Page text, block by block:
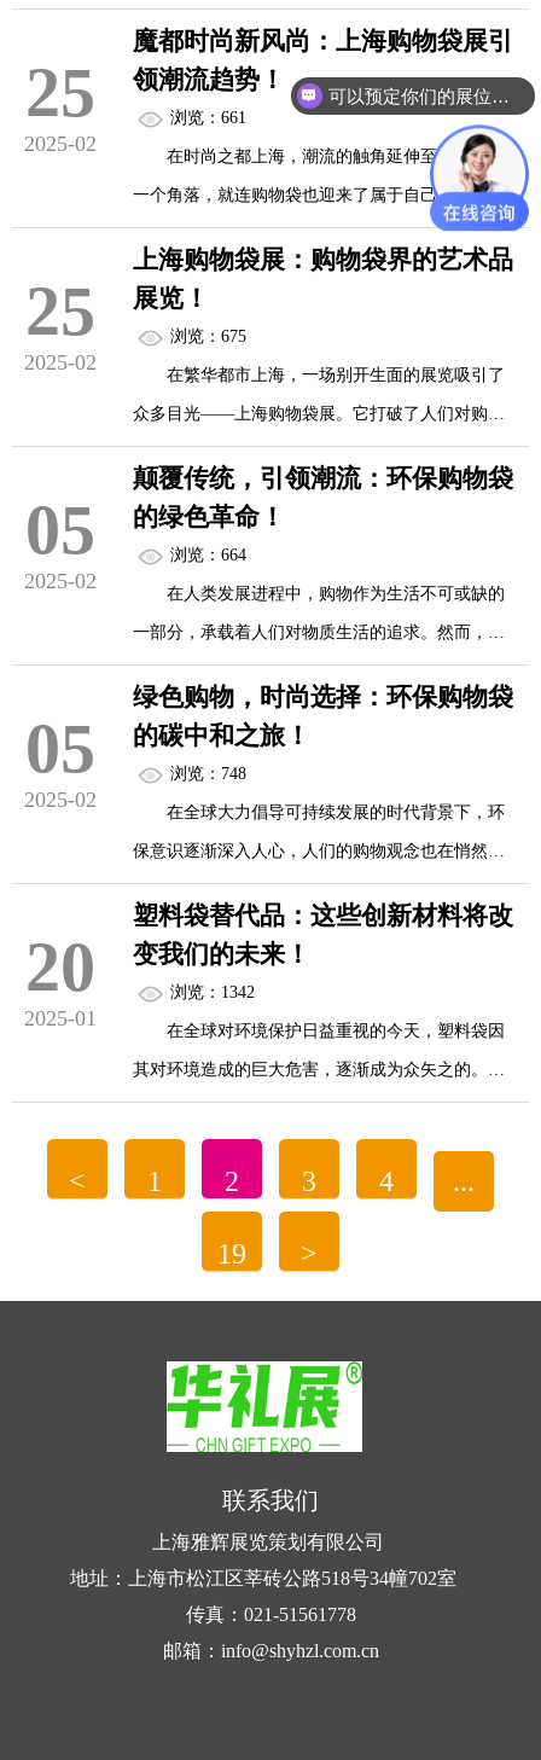
踏入上海购物袋展现场，就像闯进了一个充满
奇思妙想的创意星球。众多品牌和设计师在购物袋
设计上大显身手，将时尚艺术与实用功能深度融
合。一些购物袋以地域文化为灵感，...
时尚与环保元素的独特文化符号。
2025年上海购物袋展盛大开幕，这场展会宛如
一扇通往未来购物生活的大门，为参观者带来集时
尚与环保于一体的购物新体验。
上海购物袋展不仅是展示购物袋的舞台，更是
购物袋行业的交流盛会。展会期间，举办了多场行
业论坛和研讨会，邀请国内外知名的设计师、环保
专家、企业代表等齐聚一堂，围绕购物袋的设计创
新、环保技术应用、市场发展趋势等...
25
2025-02
魔都时尚新风尚：上海购物袋展引
领潮流趋势！
浏览：661
在时尚之都上海，潮流的触角延伸至生活的每
一个角落，就连购物袋也迎来了属于自己的高光时
刻。上海购物袋展作为行业盛会，正以独特的魅力
引领着购物袋领域的潮流趋势，成为魔都一道亮丽
的时尚风景线。
踏入上海购物袋展的现场，仿佛置身于一个充
满创意与惊喜的购物袋宇宙。这里汇聚了来自各地
的参展商，他们带来的购物袋风格各异，让人目不
暇接。简约现代风的购物袋，以流畅的线条和纯净
的色彩，诠释着简洁即时尚的理念，完美适配都市
白领们快节奏的生活方式；而复古文艺风的购物
袋，则巧妙融入复古图案和怀...
25
2025-02
上海购物袋展：购物袋界的艺术品
展览！
浏览：675
在繁华都市上海，一场别开生面的展览吸引了
众多目光——上海购物袋展。它打破了人们对购物
袋只是普通容器的刻板印象，将购物袋升华为一件
件艺术品，打造出一场购物袋界的艺术盛宴。
步入展览现场，琳琅满目的购物袋让人仿佛置
身于一个奇妙的创意世界。这里有以精致刺绣装饰
的中式风格购物袋，细腻的针脚勾勒出传统的花鸟
鱼虫图案，每一针都倾注着匠人的心血，展现出东
方文化的典雅韵味，拿在手中，宛如携带了一幅流
动的画卷。还有充满现代艺术感的抽象设计购物
袋，大胆运用色彩的碰撞和不规则的几何图形，
充...
05
2025-02
颠覆传统，引领潮流：环保购物袋
的绿色革命！
浏览：664
在人类发展进程中，购物作为生活不可或缺的
一部分，承载着人们对物质生活的追求。然而，长
期以来，一次性塑料袋的广泛使用却给地球环境带
来了沉重的负担。如今，环保购物袋的出现犹如一
场席卷而来的绿色革命，以其独特的优势，彻底颠
覆了传统购物袋的使用模式，引领着可持续发展的
新潮流，为地球的生态保护注入了新的活力。
材料创新：告别白色污染的第一步
传统的一次性塑料袋主要由聚乙烯等不可降解
的塑料制成，这些材料在自然环境中难以分解，需
要数百年甚至更长时间...
05
2025-02
绿色购物，时尚选择：环保购物袋
的碳中和之旅！
浏览：748
在全球大力倡导可持续发展的时代背景下，环
保意识逐渐深入人心，人们的购物观念也在悄然发
生改变。曾经，一次性塑料袋凭借其便捷性成为购
物的“标配”，但随着人们对其环境污染问题的认识
不断加深，一次性塑料袋的使用受到了严格限制。
在此趋势下，环保购物袋应运而生，它不仅是应对
环境污染的有效举措，更是一场引领绿色购物潮流
的时尚革命，开启了一段意义非凡的碳中和之旅。
因在于其选用的材料具...
20
2025-01
塑料袋替代品：这些创新材料将改
变我们的未来！
浏览：1342
在全球对环境保护日益重视的今天，塑料袋因
其对环境造成的巨大危害，逐渐成为众矢之的。寻
找有效的塑料袋替代品迫在眉睫，而一系列创新材
料应运而生，它们正以独特的优势和潜力，悄然改
变着我们的未来。
一、可降解塑料
聚乳酸（PLA）：聚乳酸是一种以玉米、木薯
等可再生植物资源为原料，经发酵、聚合等工艺制
成的生物基可降解塑料。它具有良好的生物相容
性，在土壤、海水等自然环境中，可被微生物分解
为...
< 1 2 3 4 ...
19 >
联系我们
上海雅辉展览策划有限公司
地址：上海市松江区莘砖公路518号34幢702室
传真：021-51561778
邮箱：info@shyhzl.com.cn
可以预定你们的展位吗？